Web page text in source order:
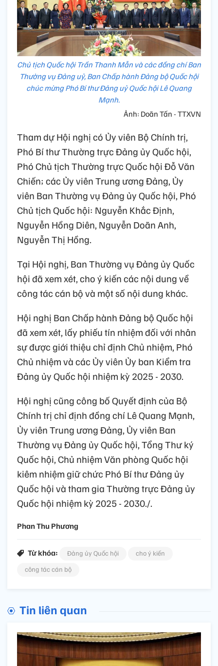
Chủ tịch Quốc hội Trần Thanh Mẫn và các đồng chí Ban
Thường vụ Đảng uỷ, Ban Chấp hành Đảng bộ Quốc hội
chúc mừng Phó Bí thư Đảng uỷ Quốc hội Lê Quang
Mạnh.
Ảnh: Doãn Tấn - TTXVN
Tham dự Hội nghị có Ủy viên Bộ Chính trị,
Phó Bí thư Thường trực Đảng ủy Quốc hội,
Phó Chủ tịch Thường trực Quốc hội Đỗ Văn
Chiến; các Ủy viên Trung ương Đảng, Ủy
viên Ban Thường vụ Đảng ủy Quốc hội, Phó
Chủ tịch Quốc hội: Nguyễn Khắc Định,
Nguyễn Hồng Diên, Nguyễn Doãn Anh,
Nguyễn Thị Hồng.
Tại Hội nghị, Ban Thường vụ Đảng ủy Quốc
hội đã xem xét, cho ý kiến các nội dung về
công tác cán bộ và một số nội dung khác.
Hội nghị Ban Chấp hành Đảng bộ Quốc hội
đã xem xét, lấy phiếu tín nhiệm đối với nhân
sự được giới thiệu chỉ định Chủ nhiệm, Phó
Chủ nhiệm và các Ủy viên Ủy ban Kiểm tra
Đảng ủy Quốc hội nhiệm kỳ 2025 - 2030.
Hội nghị cũng công bố Quyết định của Bộ
Chính trị chỉ định đồng chí Lê Quang Mạnh,
Ủy viên Trung ương Đảng, Ủy viên Ban
Thường vụ Đảng ủy Quốc hội, Tổng Thư ký
Quốc hội, Chủ nhiệm Văn phòng Quốc hội
kiêm nhiệm giữ chức Phó Bí thư Đảng ủy
Quốc hội và tham gia Thường trực Đảng ủy
Quốc hội nhiệm kỳ 2025 - 2030./.
Phan Thu Phương
Từ khóa: Đảng ủy Quốc hội
cho ý kiến
công tác cán bộ
Tin liên quan